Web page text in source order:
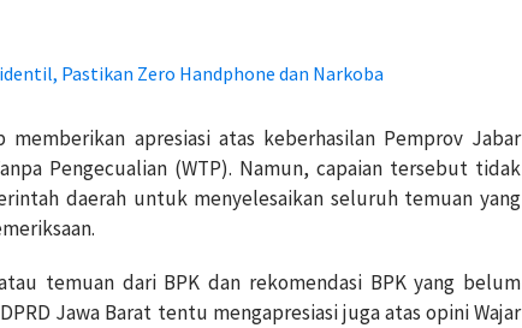
Pastikan Zero Handphone dan Narkoba
memberikan apresiasi atas keberhasilan Pemprov Jabar
Pengecualian (WTP). Namun, capaian tersebut tidak
daerah untuk menyelesaikan seluruh temuan yang
temuan dari BPK dan rekomendasi BPK yang belum
Jawa Barat tentu mengapresiasi juga atas opini Wajar